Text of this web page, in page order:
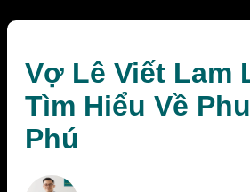
Vợ Lê Viết Lam
Tìm Hiểu Về
Phú